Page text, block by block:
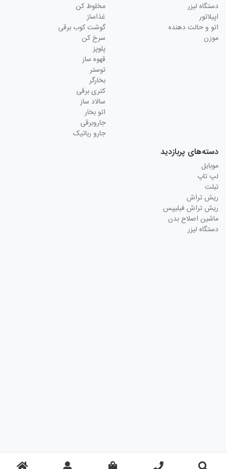
دستگاه لیزر
اپیلاتور
اتو و حالت دهنده
موزن
مخلوط کن
غذاساز
گوشت کوب برقی
سرخ کن
پلوپز
قهوه ساز
توستر
بخارگر
کتری برقی
سالاد ساز
اتو بخار
جاروبرقی
جارو رباتیک
دسته‌های پربازدید
موبایل
لپ تاپ
تبلت
ریش تراش
ریش تراش فیلیپس
ماشین اصلاح بدن
دستگاه لیزر